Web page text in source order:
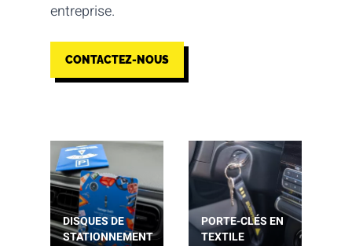
entreprise.
CONTACTEZ-NOUS
DISQUES DE
STATIONNEMENT
PORTE-CLÉS EN
TEXTILE